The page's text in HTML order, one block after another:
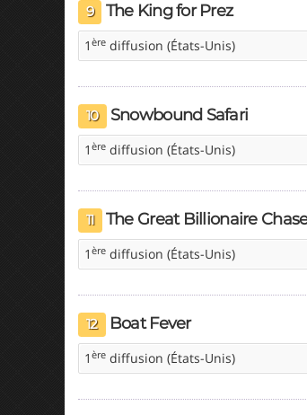
9 The King for Prez
1 ère diffusion (États-Unis)
10 Snowbound Safari
1 ère diffusion (États-Unis)
11 The Great Billionaire
1 ère diffusion (États-Unis)
12 Boat Fever
1 ère diffusion (États-Unis)